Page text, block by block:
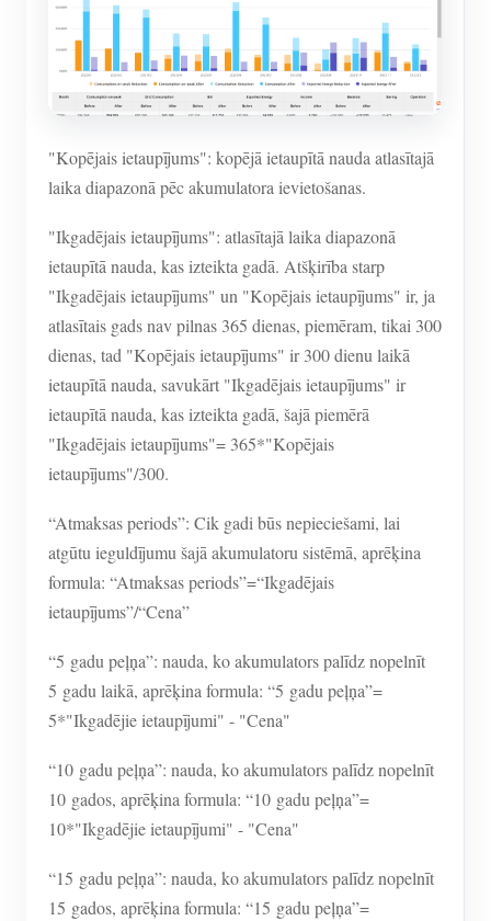
"Kopējais ietaupījums": kopējā ietaupītā nauda atlasītajā
laika diapazonā pēc akumulatora ievietošanas.
"Ikgadējais ietaupījums": atlasītajā laika diapazonā
ietaupītā nauda, kas izteikta gadā. Atšķirība starp
"Ikgadējais ietaupījums" un "Kopējais ietaupījums" ir, ja
atlasītais gads nav pilnas 365 dienas, piemēram, tikai 300
dienas, tad "Kopējais ietaupījums" ir 300 dienu laikā
ietaupītā nauda, savukārt "Ikgadējais ietaupījums" ir
ietaupītā nauda, kas izteikta gadā, šajā piemērā
"Ikgadējais ietaupījums"= 365*"Kopējais
ietaupījums"/300.
“Atmaksas periods”: Cik gadi būs nepieciešami, lai
atgūtu ieguldījumu šajā akumulatoru sistēmā, aprēķina
formula: “Atmaksas periods”=“Ikgadējais
ietaupījums”/“Cena”
“5 gadu peļņa”: nauda, ko akumulators palīdz nopelnīt
5 gadu laikā, aprēķina formula: “5 gadu peļņa”=
5*"Ikgadējie ietaupījumi" - "Cena"
“10 gadu peļņa”: nauda, ko akumulators palīdz nopelnīt
10 gados, aprēķina formula: “10 gadu peļņa”=
10*"Ikgadējie ietaupījumi" - "Cena"
“15 gadu peļņa”: nauda, ko akumulators palīdz nopelnīt
15 gados, aprēķina formula: “15 gadu peļņa”=